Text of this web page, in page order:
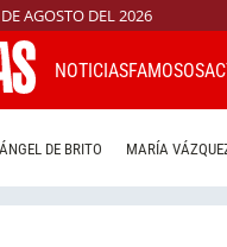
AGOSTO DEL 2026
NOTICIASFAMOSOS
ÁNGEL DE BRITO MARÍA